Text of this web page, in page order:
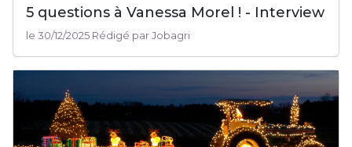
5 questions à Vanessa Morel ! - Interview
le 30/12/2025 Rédigé par Jobagri